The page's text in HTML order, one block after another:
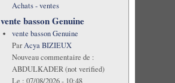
Achats - ventes
vente basson Genuine
vente basson Genuine
ParAcya BIZIEUX
Nouveau commentaire de :
ABDULKADER (not verified)